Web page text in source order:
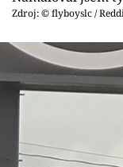
Zdroj: © flyboyslc /